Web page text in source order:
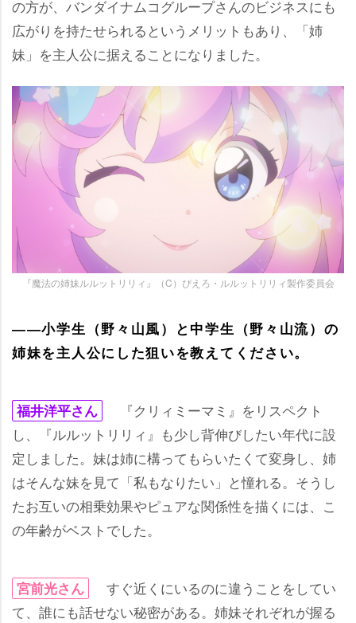
の方が、バンダイナムコグループさんのビジネスにも
広がりを持たせられるというメリットもあり、「姉
妹」を主人公に据えることになりました。
『魔法の姉妹ルルットリリィ』（C）ぴえろ・ルルットリリィ製作委員会
――小学生（野々山風）と中学生（野々山流）の
姉妹を主人公にした狙いを教えてください。
福井洋平さん
『クリィミーマミ』をリスペクト
し、『ルルットリリィ』も少し背伸びしたい年代に設
定しました。妹は姉に構ってもらいたくて変身し、姉
はそんな妹を見て「私もなりたい」と憧れる。そうし
たお互いの相乗効果やピュアな関係性を描くには、こ
の年齢がベストでした。
宮前光さん
すぐ近くにいるのに違うことをしてい
て、誰にも話せない秘密がある。姉妹それぞれが握る